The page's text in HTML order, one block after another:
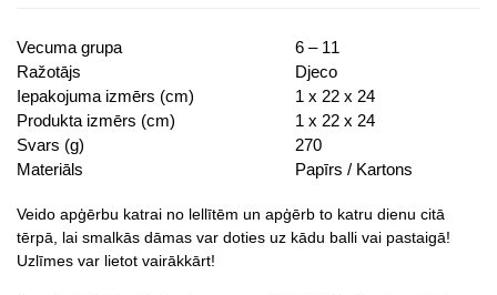
Vecuma grupa
6 – 11
Ražotājs
Djeco
Iepakojuma izmērs (cm)
1 x 22 x 24
Produkta izmērs (cm)
1 x 22 x 24
Svars (g)
270
Materiāls
Papīrs / Kartons
Veido apģērbu katrai no lellītēm un apģērb to katru dienu citā
tērpā, lai smalkās dāmas var doties uz kādu balli vai pastaigā!
Uzlīmes var lietot vairākkārt!